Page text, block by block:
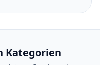
Kategorien